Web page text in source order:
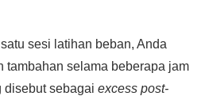
sesi latihan beban, Anda
tambahan selama beberapa jam
sebagai excess post-